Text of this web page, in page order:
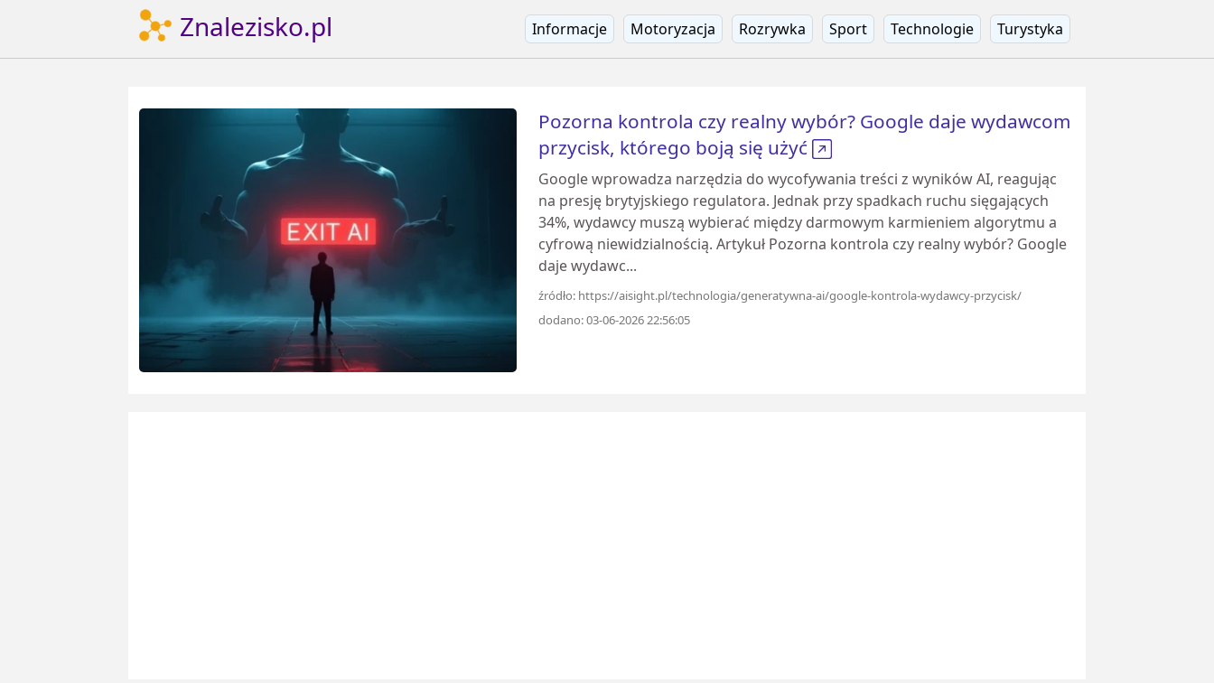
Znalezisko.pl Informacje Motoryzacja Rozrywka Sport Technologie Turystyka
Pozorna kontrola czy realny wybór? Google daje wydawcom
przycisk, którego boją się użyć
Google wprowadza narzędzia do wycofywania treści z wyników AI, reagując
na presję brytyjskiego regulatora. Jednak przy spadkach ruchu sięgających
34%, wydawcy muszą wybierać między darmowym karmieniem algorytmu a
cyfrową niewidzialnością. Artykuł Pozorna kontrola czy realny wybór? Google
daje wydawc...
źródło: https://aisight.pl/technologia/generatywna-ai/google-kontrola-wydawcy-przycisk/
dodano: 03-06-2026 22:56:05